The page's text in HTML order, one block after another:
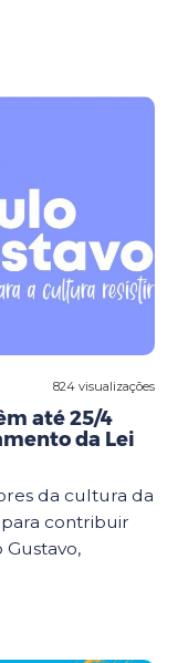
824 visualizações
até 25/4
da Lei
da cultura da
contribuir